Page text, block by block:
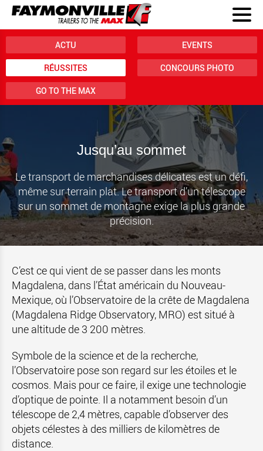
ACTU EVENTS
RÉUSSITES CONCOURS PHOTO
GO TO THE MAX
Jusqu’au sommet
Le transport de marchandises délicates est un défi,
même sur terrain plat. Le transport d’un télescope
sur un sommet de montagne exige la plus grande
précision.
C’est ce qui vient de se passer dans les monts
Magdalena, dans l’État américain du Nouveau-
Mexique, où l’Observatoire de la crête de Magdalena
(Magdalena Ridge Observatory, MRO) est situé à
une altitude de 3 200 mètres.
Symbole de la science et de la recherche,
l’Observatoire pose son regard sur les étoiles et le
cosmos. Mais pour ce faire, il exige une technologie
d’optique de pointe. Il a notamment besoin d’un
télescope de 2,4 mètres, capable d’observer des
objets célestes à des milliers de kilomètres de
distance.